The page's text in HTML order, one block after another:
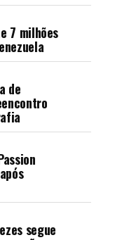
7 milhões
de
segue